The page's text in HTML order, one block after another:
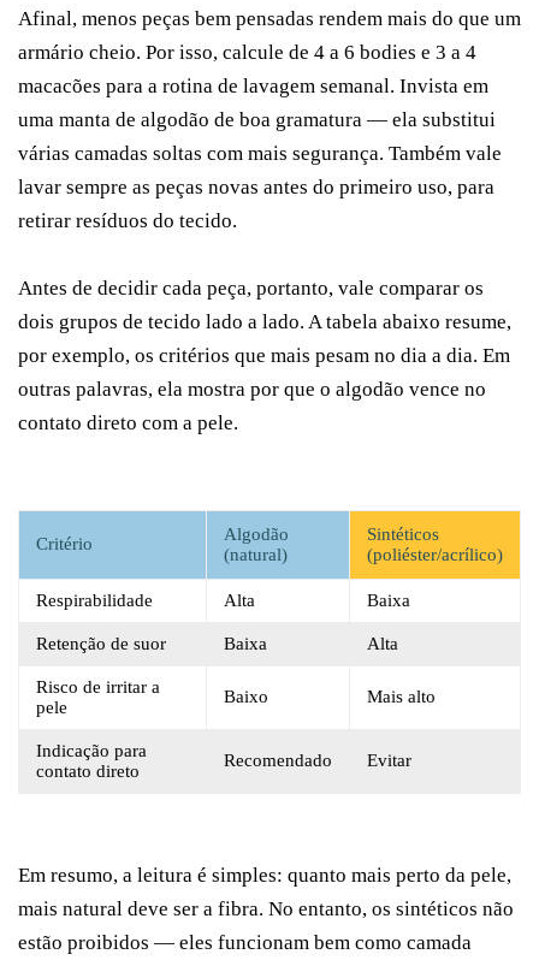
Afinal, menos peças bem pensadas rendem mais do que um
armário cheio. Por isso, calcule de 4 a 6 bodies e 3 a 4
macacões para a rotina de lavagem semanal. Invista em
uma manta de algodão de boa gramatura — ela substitui
várias camadas soltas com mais segurança. Também vale
lavar sempre as peças novas antes do primeiro uso, para
retirar resíduos do tecido.
Antes de decidir cada peça, portanto, vale comparar os
dois grupos de tecido lado a lado. A tabela abaixo resume,
por exemplo, os critérios que mais pesam no dia a dia. Em
outras palavras, ela mostra por que o algodão vence no
contato direto com a pele.
Critério
Algodão
(natural)
Sintéticos
(poliéster/acrílico)
Respirabilidade Alta Baixa
Retenção de suor Baixa Alta
Risco de irritar a
pele
Baixo Mais alto
Indicação para
contato direto
Recomendado Evitar
Em resumo, a leitura é simples: quanto mais perto da pele,
mais natural deve ser a fibra. No entanto, os sintéticos não
estão proibidos — eles funcionam bem como camada